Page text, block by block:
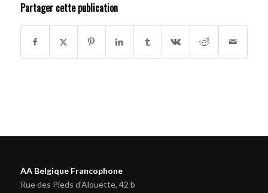
Partager cette publication
AA Belgique Francophone
Rue des Pieds d'Alouette, 42 b